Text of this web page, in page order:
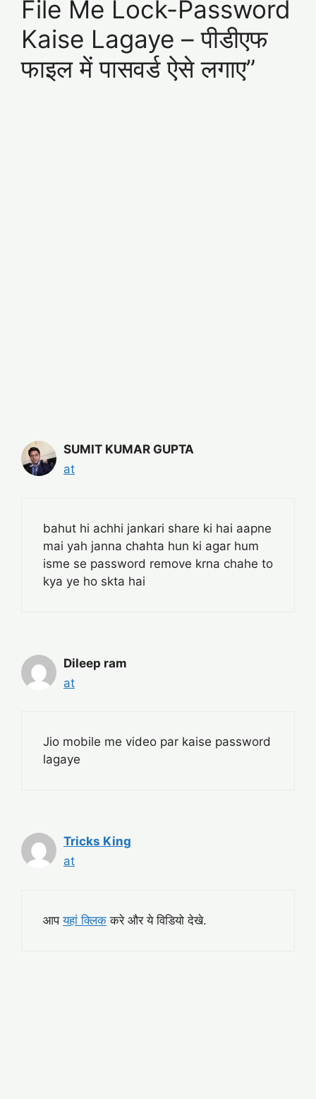
File Me Lock-Password
Kaise Lagaye – पीडीएफ
फाइल में पासवर्ड ऐसे लगाए”
SUMIT KUMAR GUPTA
at
bahut hi achhi jankari share ki hai aapne
mai yah janna chahta hun ki agar hum
isme se password remove krna chahe to
kya ye ho skta hai
Dileep ram
at
Jio mobile me video par kaise password
lagaye
Tricks King
at
आपयहां क्लिक करे और ये विडियो देखे.